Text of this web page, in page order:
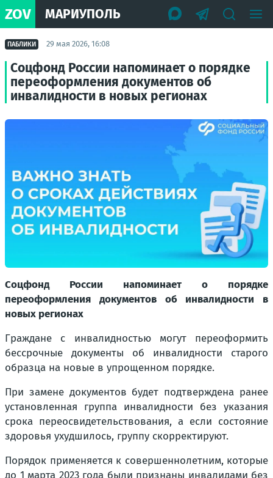
ZOV МАРИУПОЛЬ
ПАБЛИКИ 29 мая 2026, 16:08
Соцфонд России напоминает о порядке
переоформления документов об
инвалидности в новых регионах
Соцфонд России напоминает о порядке
переоформления документов об инвалидности в
новых регионах
Граждане с инвалидностью могут переоформить
бессрочные документы об инвалидности старого
образца на новые в упрощенном порядке.
При замене документов будет подтверждена ранее
установленная группа инвалидности без указания
срока переосвидетельствования, а если состояние
здоровья ухудшилось, группу скорректируют.
Порядок применяется к совершеннолетним, которые
до 1 марта 2023 года были признаны инвалидами без